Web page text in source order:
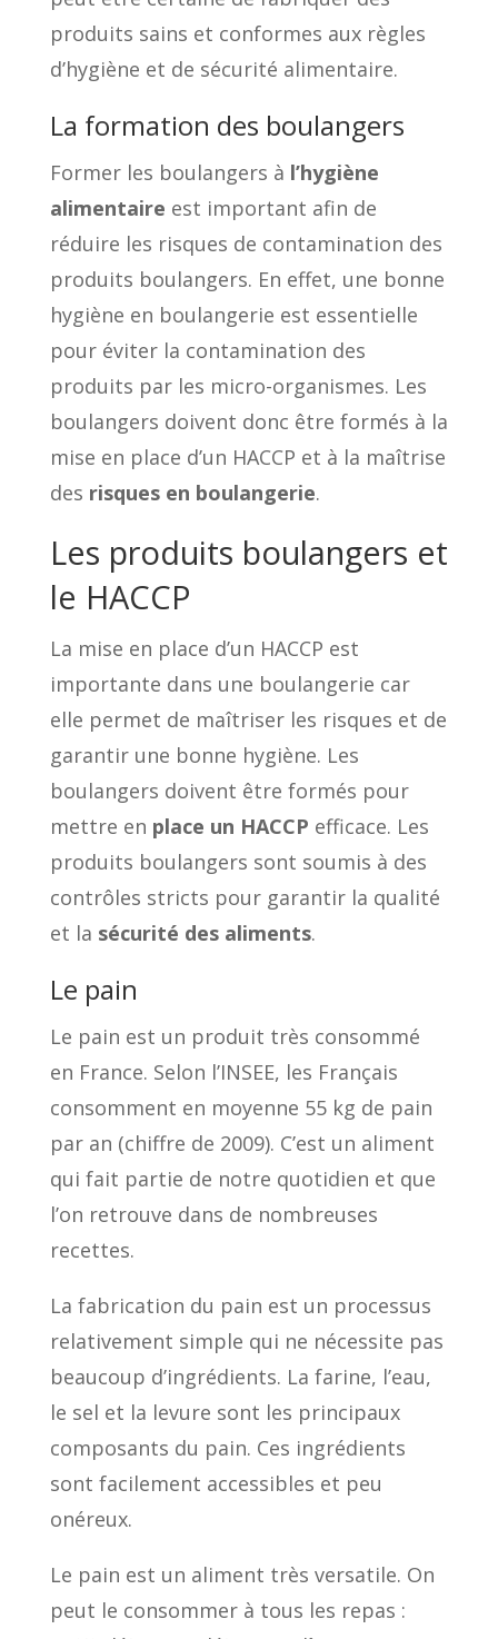
produits sains et conformes aux règles
d’hygiène et de sécurité alimentaire.
La formation des boulangers
Former les boulangers à l’hygiène
alimentaire est important afin de
réduire les risques de contamination des
produits boulangers. En effet, une bonne
hygiène en boulangerie est essentielle
pour éviter la contamination des
produits par les micro-organismes. Les
boulangers doivent donc être formés à la
mise en place d’un HACCP et à la maîtrise
des risques en boulangerie.
Les produits boulangers et
le HACCP
La mise en place d’un HACCP est
importante dans une boulangerie car
elle permet de maîtriser les risques et de
garantir une bonne hygiène. Les
boulangers doivent être formés pour
mettre en place un HACCP efficace. Les
produits boulangers sont soumis à des
contrôles stricts pour garantir la qualité
et la sécurité des aliments.
Le pain
Le pain est un produit très consommé
en France. Selon l’INSEE, les Français
consomment en moyenne 55 kg de pain
par an (chiffre de 2009). C’est un aliment
qui fait partie de notre quotidien et que
l’on retrouve dans de nombreuses
recettes.
La fabrication du pain est un processus
relativement simple qui ne nécessite pas
beaucoup d’ingrédients. La farine, l’eau,
le sel et la levure sont les principaux
composants du pain. Ces ingrédients
sont facilement accessibles et peu
onéreux.
Le pain est un aliment très versatile. On
peut le consommer à tous les repas :